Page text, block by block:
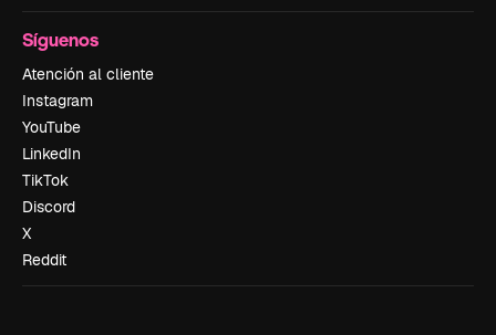
Síguenos
Atención al cliente
Instagram
YouTube
LinkedIn
TikTok
Discord
X
Reddit